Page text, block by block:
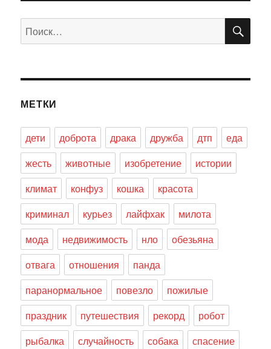
Искать:
МЕТКИ
дети доброта драка дружба дтп
еда
жесть
животные изобретение
истории
климат
конфуз кошка
красота
криминал
курьез лайфхак
милота
мода
недвижимость нло
обезьяна
отвага
отношения
панда
паранормальное
повезло
пожилые
праздник
путешествия рекорд
робот
рыбалка
случайность собака
спасение